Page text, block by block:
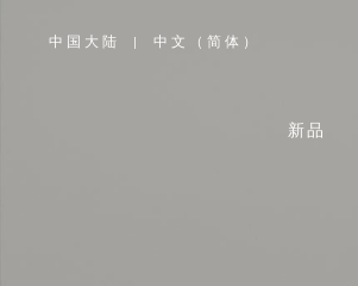
中国大陆
,
| 中文（简体）
新品